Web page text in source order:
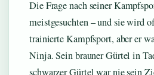
Die Frage nach seiner
meistgesuchten – und sie wird
trainierte Kampfsport, aber er
Ninja. Sein brauner Gürtel in
schwarzer Gürtel war nie sein